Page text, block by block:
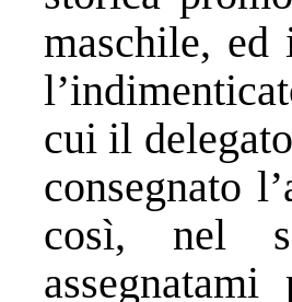
maschile,
cui il
consegnato
così, nel